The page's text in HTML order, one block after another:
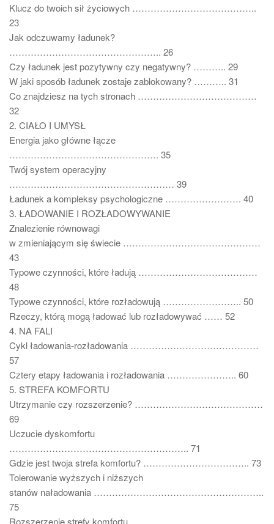
Klucz do twoich sił życiowych …………………………………..
23
Jak odczuwamy ładunek?
………………………………………….. 26
Czy ładunek jest pozytywny czy negatywny? ……….. 29
W jaki sposób ładunek zostaje zablokowany? ……….. 31
Co znajdziesz na tych stronach …………………………………
32
2. CIAŁO I UMYSŁ
Energia jako główne łącze
…………………………………………. 35
Twój system operacyjny
……………………………………………… 39
Ładunek a kompleksy psychologiczne ……………………. 40
3. ŁADOWANIE I ROZŁADOWYWANIE
Znalezienie równowagi
w zmieniającym się świecie ………………………………………
43
Typowe czynności, które ładują …………………………………
48
Typowe czynności, które rozładowują …………………….. 50
Rzeczy, którą mogą ładować lub rozładowywać …… 52
4. NA FALI
Cykl ładowania-rozładowania ……………………………………
57
Cztery etapy ładowania i rozładowania ………………….. 60
5. STREFA KOMFORTU
Utrzymanie czy rozszerzenie? ……………………………………
69
Uczucie dyskomfortu
………………………………………………….. 71
Gdzie jest twoja strefa komfortu? …………………………….. 73
Tolerowanie wyższych i niższych
stanów naładowania ………………………………………………..
75
Rozszerzenie strefy komfortu …………………………………….